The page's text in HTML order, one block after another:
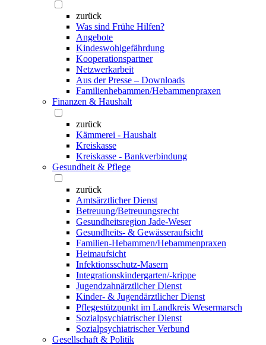
zurück
Was sind Frühe Hilfen?
Angebote
Kindeswohlgefährdung
Kooperationspartner
Netzwerkarbeit
Aus der Presse – Downloads
Familienhebammen/Hebammenpraxen
Finanzen & Haushalt
zurück
Kämmerei - Haushalt
Kreiskasse
Kreiskasse - Bankverbindung
Gesundheit & Pflege
zurück
Amtsärztlicher Dienst
Betreuung/Betreuungsrecht
Gesundheitsregion Jade-Weser
Gesundheits- & Gewässeraufsicht
Familien-Hebammen/Hebammenpraxen
Heimaufsicht
Infektionsschutz-Masern
Integrationskindergarten/-krippe
Jugendzahnärztlicher Dienst
Kinder- & Jugendärztlicher Dienst
Pflegestützpunkt im Landkreis Wesermarsch
Sozialpsychiatrischer Dienst
Sozialpsychiatrischer Verbund
Gesellschaft & Politik